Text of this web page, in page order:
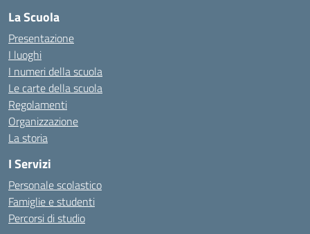
La Scuola
Presentazione
I luoghi
I numeri della scuola
Le carte della scuola
Regolamenti
Organizzazione
La storia
I Servizi
Personale scolastico
Famiglie e studenti
Percorsi di studio